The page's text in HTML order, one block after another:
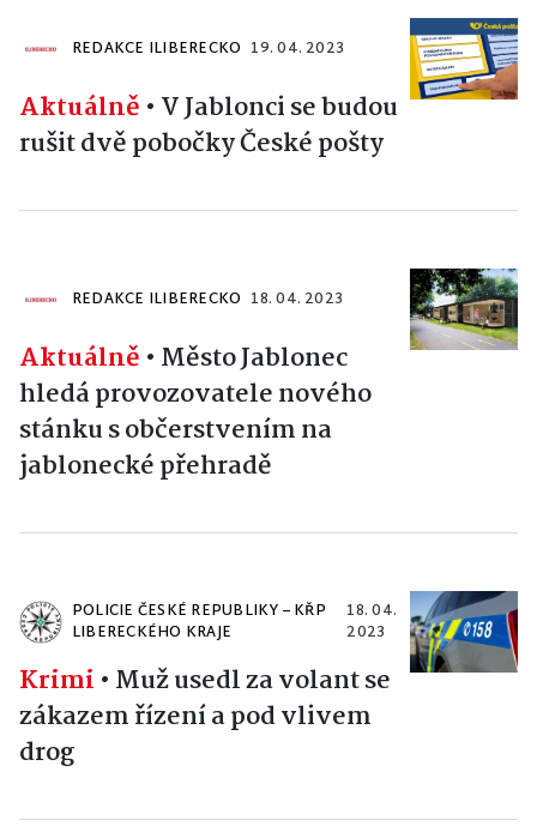
REDAKCE ILIBERECKO 19. 04. 2023
Aktuálně • V Jablonci se budou
rušit dvě pobočky České pošty
REDAKCE ILIBERECKO 18. 04. 2023
Aktuálně • Město Jablonec
hledá provozovatele nového
stánku s občerstvením na
jablonecké přehradě
POLICIE ČESKÉ REPUBLIKY – KŘP
LIBERECKÉHO KRAJE
18. 04.
2023
Krimi • Muž usedl za volant se
zákazem řízení a pod vlivem
drog